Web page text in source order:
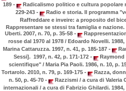
189 -
Radicalismo politico e cultura popolare
229-243 -
Radio e storia. Il programma
Raffreddare e inveire: a proposito del
Rappresentare se stessi tra famiglia e
Uberti. 2007, n. 70, p. 35-58 -
rosse dal 1970 al 1978 / Edoardo Novelli.
Marina Cattaruzza. 1997, n. 41, p. 185-187 -
Sessi]. 1997, n. 42, p. 171-172 -
scientifique" / Maria Pia Paoli. 1986, n. 10, p.
Tortarolo. 2010, n. 79, p. 169-175 -
Razza,
n. 50, p. 45-70 -
Razzismi / a cura di Valeria
internazionali / a cura di Fabrizio Ghilardi. 1984,